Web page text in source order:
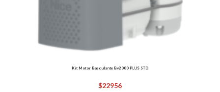
Kit Motor Basculante Bv2000 PLUS STD
$22956